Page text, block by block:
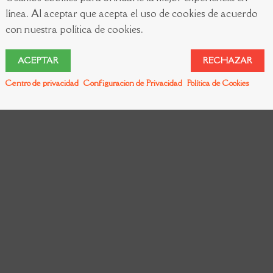
Prohibida la reproducción total o parcial de los datos contenidos sin
línea. Al aceptar que acepta el uso de cookies de acuerdo
con nuestra política de cookies.
ACEPTAR RECHAZAR
Centro de privacidad Configuracion de Privacidad Política de Cookies